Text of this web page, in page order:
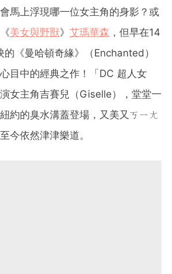
馬上浮現哪一位女主角的身影？或
美女與野獸》 艾瑪華森 ，但早在14
《曼哈頓奇緣》（Enchanted）
目中的經典之作！「DC 超人女
女主角吉賽兒（Giselle），堂堂一
約的臭水溝蓋登場，又美又ㄎㄧㄤ
今依然津津樂道。